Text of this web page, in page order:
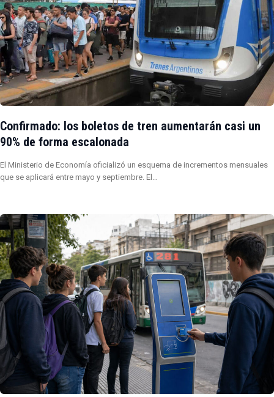
Confirmado: los boletos de tren aumentarán casi un
90% de forma escalonada
El Ministerio de Economía oficializó un esquema de incrementos mensuales
que se aplicará entre mayo y septiembre. El…